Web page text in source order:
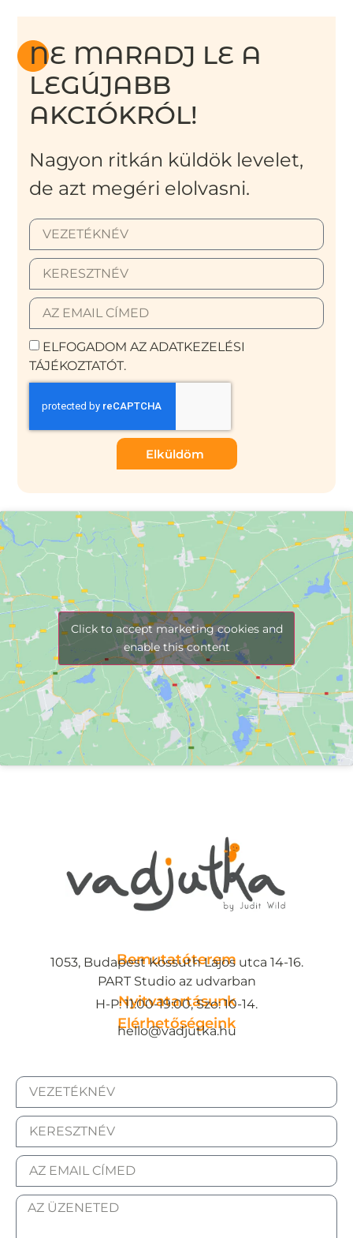
NE MARADJ LE A
LEGÚJABB
AKCIÓKRÓL!
Nagyon ritkán küldök levelet,
de azt megéri elolvasni.
ELFOGADOM AZ ADATKEZELÉSI
TÁJÉKOZTATÓT.
Elküldöm
Click to accept marketing cookies and
enable this content
Bemutatóterem
1053, Budapest Kossuth Lajos utca 14-16.
PART Studio az udvarban
Nyitvatartásunk
H-P: 11:00-19:00, Szo: 10-14.
Elérhetőségeink
hello@vadjutka.hu